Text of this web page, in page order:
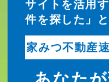
サイトを活用
件を探した」
家みつ不動産